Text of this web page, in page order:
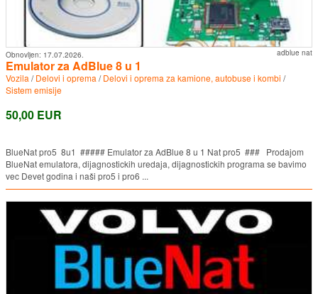
adblue nat
Obnovljen: 17.07.2026.
Emulator za AdBlue 8 u 1
Vozila /Delovi i oprema /Delovi i oprema za kamione, autobuse i kombi /
Sistem emisije
50,00 EUR
BlueNat pro5 8u1 ##### Emulator za AdBlue 8 u 1 Nat pro5 ### Prodajom
BlueNat emulatora, dijagnostickih uredaja, dijagnostickih programa se bavimo
vec Devet godina i naši pro5 i pro6 ...